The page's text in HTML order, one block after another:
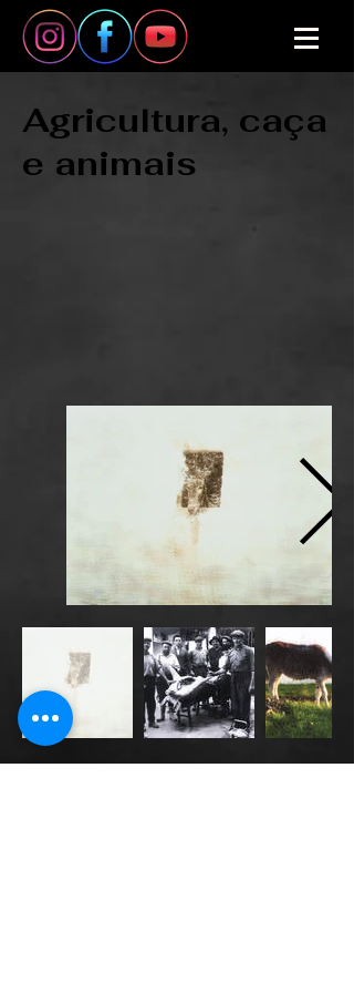
Agricultura, caça
e animais